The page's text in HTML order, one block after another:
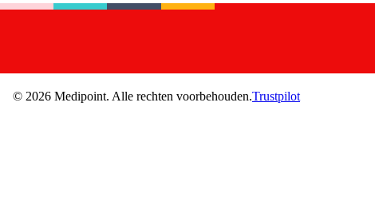
© 2026 Medipoint. Alle rechten voorbehouden.Trustpilot